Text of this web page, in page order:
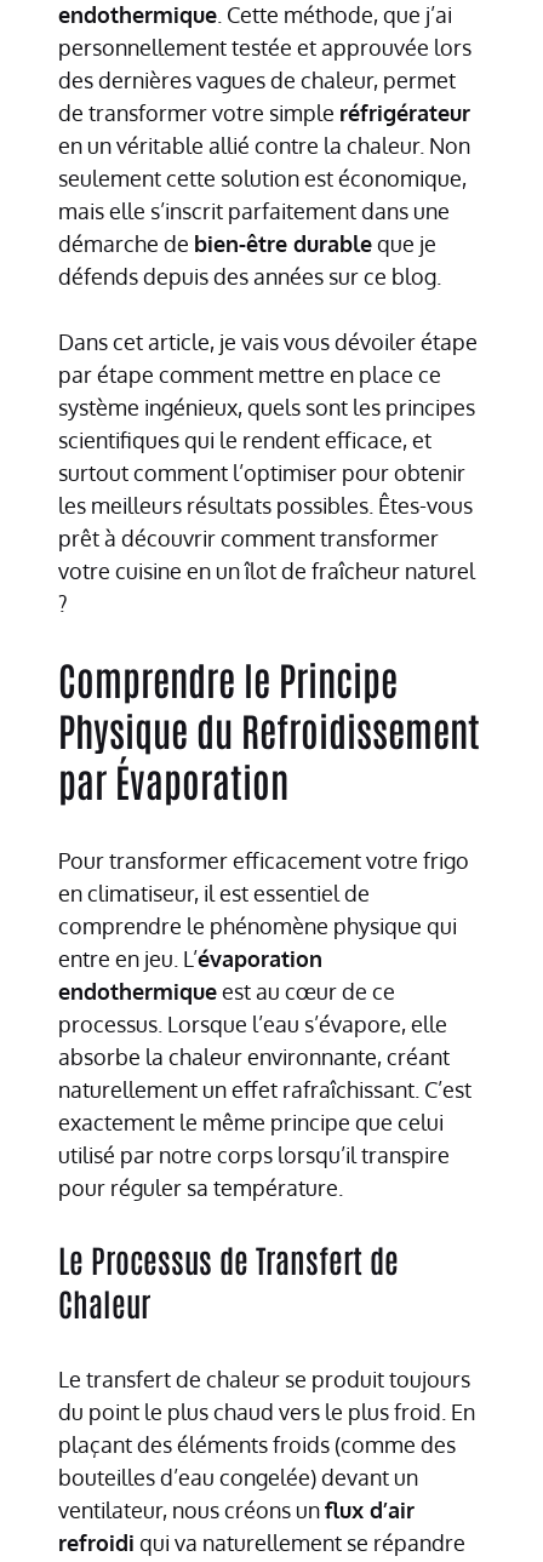
endothermique. Cette méthode, que j’ai
personnellement testée et approuvée lors
des dernières vagues de chaleur, permet
de transformer votre simple réfrigérateur
en un véritable allié contre la chaleur. Non
seulement cette solution est économique,
mais elle s’inscrit parfaitement dans une
démarche de bien-être durableque je
défends depuis des années sur ce blog.
Dans cet article, je vais vous dévoiler étape
par étape comment mettre en place ce
système ingénieux, quels sont les principes
scientifiques qui le rendent efficace, et
surtout comment l’optimiser pour obtenir
les meilleurs résultats possibles. Êtes-vous
prêt à découvrir comment transformer
votre cuisine en un îlot de fraîcheur naturel
?
Comprendre le Principe
Physique du Refroidissement
par Évaporation
Pour transformer efficacement votre frigo
en climatiseur, il est essentiel de
comprendre le phénomène physique qui
entre en jeu. L’évaporation
endothermiqueest au cœur de ce
processus. Lorsque l’eau s’évapore, elle
absorbe la chaleur environnante, créant
naturellement un effet rafraîchissant. C’est
exactement le même principe que celui
utilisé par notre corps lorsqu’il transpire
pour réguler sa température.
Le Processus de Transfert de
Chaleur
Le transfert de chaleur se produit toujours
du point le plus chaud vers le plus froid. En
plaçant des éléments froids (comme des
bouteilles d’eau congelée) devant un
ventilateur, nous créons unflux d’air
refroidi qui va naturellement se répandre